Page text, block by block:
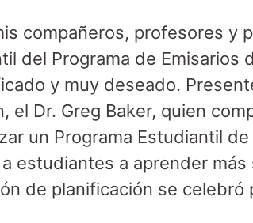
compañeros, profesores y
del Programa de Emisarios
y muy deseado.
el Dr. Greg Baker, quien
un Programa Estudiantil de
estudiantes a aprender
de planificación se celebró